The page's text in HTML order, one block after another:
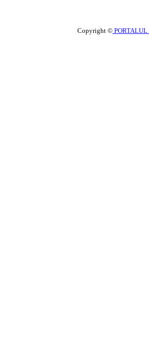
Copyright ©PORTALUL